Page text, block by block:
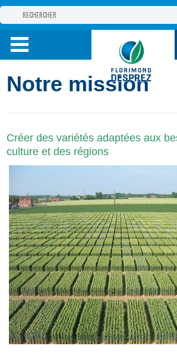
GROUPE
PRODUITS
Notre mission
Créer des variétés adaptées aux
culture et des régions